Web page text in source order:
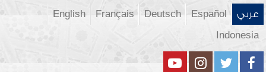
عربي Español
Deutsch
Français
English
Indonesia